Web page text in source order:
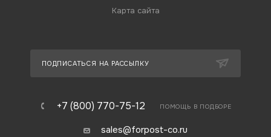
Карта сайта
ПОДПИСАТЬСЯ НА РАССЫЛКУ
+7 (800) 770-75-12 ПОМОЩЬ В ПОДБОРЕ
sales@forpost-co.ru